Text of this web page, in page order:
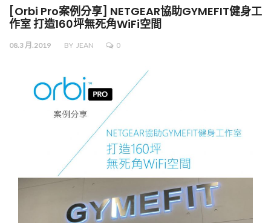
[Orbi Pro案例分享] NETGEAR協助GYMEFIT健身工
作室 打造160坪無死角WiFi空間
08.3 月.2019 BY JEAN 0